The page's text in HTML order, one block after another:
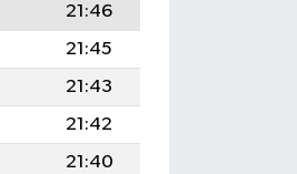
21:46
21:45
21:43
21:42
21:40